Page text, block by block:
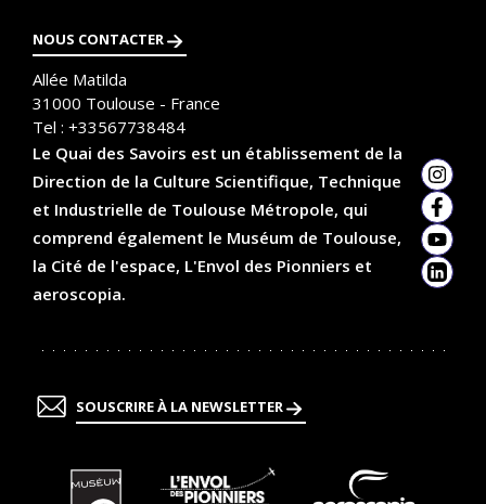
NOUS CONTACTER
Allée Matilda
31000 Toulouse - France
Tel : +33567738484
Le Quai des Savoirs est un établissement de la
Direction de la Culture Scientifique, Technique
et Industrielle de Toulouse Métropole, qui
comprend également le Muséum de Toulouse,
la Cité de l'espace, L'Envol des Pionniers et
aeroscopia.
SOUSCRIRE À LA NEWSLETTER